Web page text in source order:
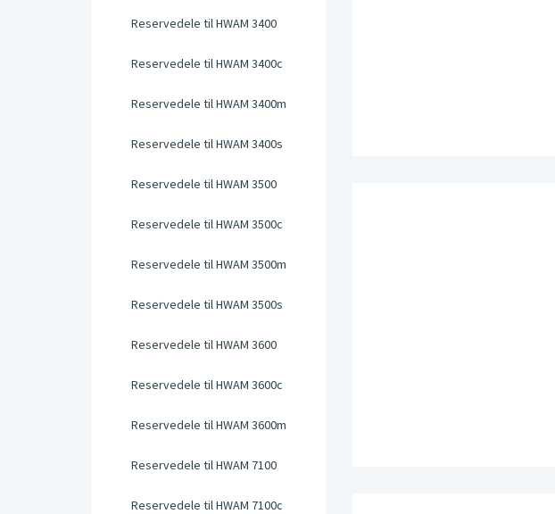
Reservedele til HWAM 3400
Reservedele til HWAM 3400c
Reservedele til HWAM 3400m
Reservedele til HWAM 3400s
Reservedele til HWAM 3500
Reservedele til HWAM 3500c
Reservedele til HWAM 3500m
Reservedele til HWAM 3500s
Reservedele til HWAM 3600
Reservedele til HWAM 3600c
Reservedele til HWAM 3600m
Reservedele til HWAM 7100
Reservedele til HWAM 7100c